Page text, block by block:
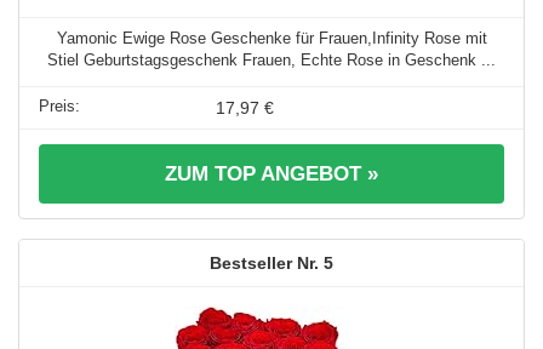
Yamonic Ewige Rose Geschenke für Frauen,Infinity Rose mit
Stiel Geburtstagsgeschenk Frauen, Echte Rose in Geschenk ...
17,97 €
ZUM TOP ANGEBOT »
5